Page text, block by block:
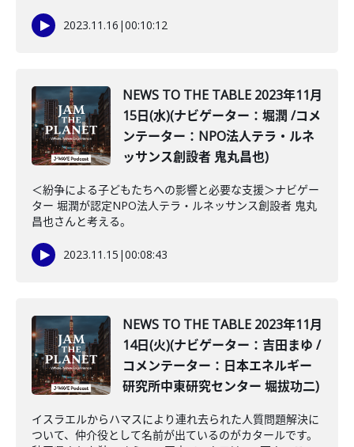
2023.11.16 |00:10:12
NEWS TO THE TABLE 2023年11月
15日(水)(ナビゲーター：堀潤 /コメ
ンテーター：NPO法人テラ・ルネ
ッサンス創設者 鬼丸昌也)
＜紛争による子どもたちへの影響と必要な支援＞ナビゲー
ター 堀潤が認定NPO法人テラ・ルネッサンス創設者 鬼丸
昌也さんと考える。
2023.11.15 |00:08:43
NEWS TO THE TABLE 2023年11月
14日(火)(ナビゲーター：吉田まゆ /
コメンテーター：日本エネルギー
研究所中東研究センター 堀拔功二)
イスラエルからハマスにより連れ去られた人質問題解決に
ついて、仲介役として名前が出ているのがカタールです。